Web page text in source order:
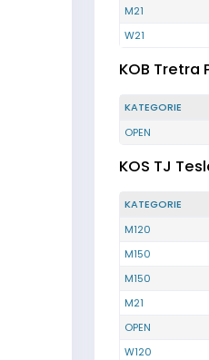
M21
W21
KOB Tretra
KATEGORIE
OPEN
KOS TJ
KATEGORIE
M120
M150
M150
M21
OPEN
W120